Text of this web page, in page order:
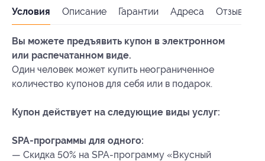
Условия Описание Гарантии Адреса Отзывы
Вы можете предъявить купон в электронном
или распечатанном виде.
Один человек может купить неограниченное
количество купонов для себя или в подарок.
Купон действует на следующие виды услуг:
SPA-программы для одного:
— Скидка 50% на SPA-программу «Вкусный